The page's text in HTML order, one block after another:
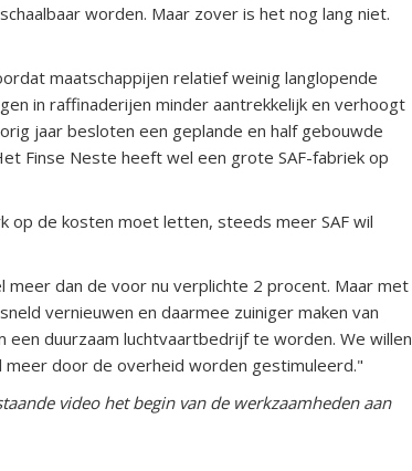
worden. Maar zover is het nog lang niet.
maatschappijen relatief weinig langlopende
in raffinaderijen minder aantrekkelijk en verhoogt
jaar besloten een geplande en half gebouwde
Finse Neste heeft wel een grote SAF-fabriek op
op de kosten moet letten, steeds meer SAF wil
meer dan de voor nu verplichte 2 procent. Maar met
vernieuwen en daarmee zuiniger maken van
duurzaam luchtvaartbedrijf te worden. We willen
meer door de overheid worden gestimuleerd."
video het begin van de werkzaamheden aan